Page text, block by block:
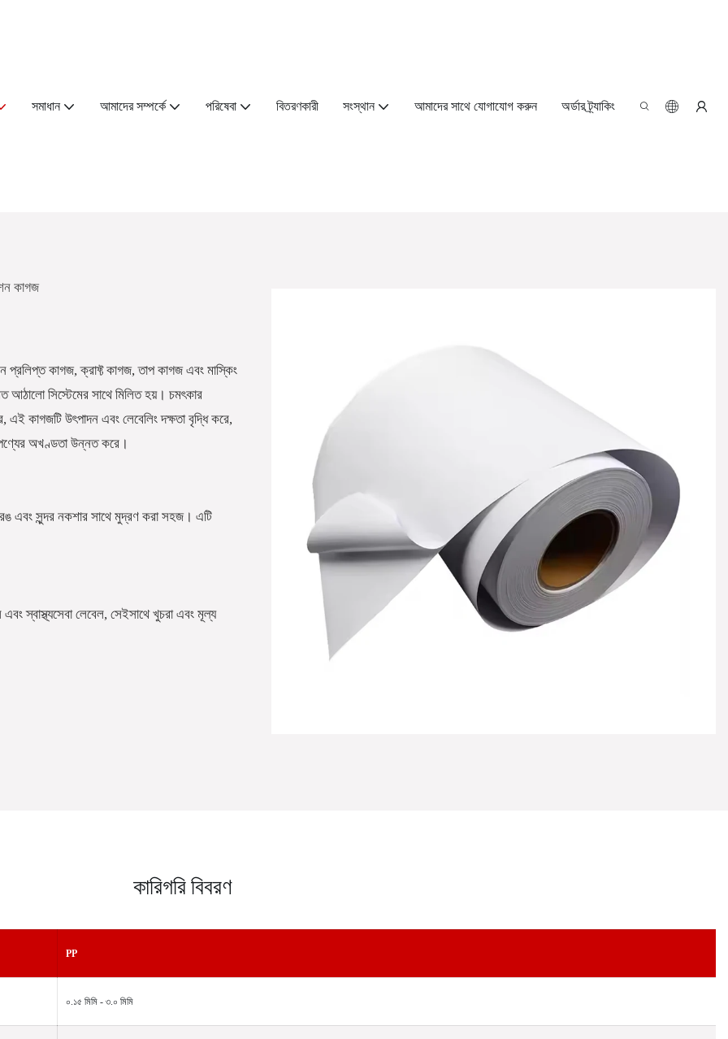
সমাধান আমাদের সম্পর্কে পরিষেবা বিতরণকারী সংস্থান আমাদের সাথে যোগাযোগ করুন অর্ডার ট্র্যাকিং
কাগজ
কাগজ, ক্রাফ্ট কাগজ, তাপ কাগজ এবং মাস্কিং
সিস্টেমের সাথে মিলিত হয়। চমৎকার
এই কাগজটি উৎপাদন এবং লেবেলিং দক্ষতা বৃদ্ধি করে,
পণ্যের অখণ্ডতা উন্নত করে।
রঙ এবং সুন্দর নকশার সাথে মুদ্রণ করা সহজ। এটি
স্বাস্থ্যসেবা লেবেল, সেইসাথে খুচরা এবং মূল্য
কারিগরি বিবরণ
PP
০.১৫ মিমি - ৩.০ মিমি